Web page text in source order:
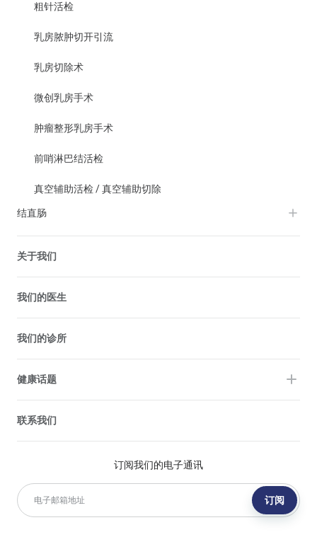
订阅我们的电子通讯
订阅
粗针活检
乳房脓肿切开引流
乳房切除术
微创乳房手术
肿瘤整形乳房手术
前哨淋巴结活检
真空辅助活检 / 真空辅助切除
结直肠
关于我们
我们的医生
我们的诊所
健康话题
联系我们